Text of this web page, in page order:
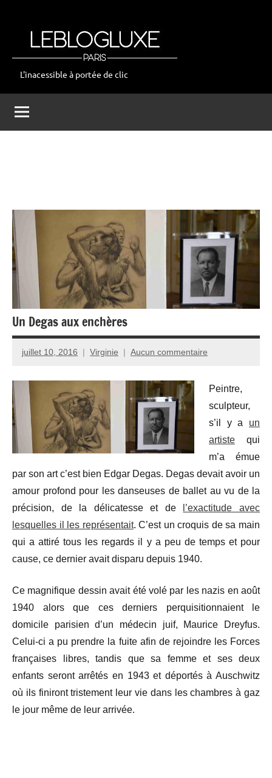
leblogluxe
L'inacessible à portée de clic
Un Degas aux enchères
juillet 10, 2016 Virginie Aucun commentaire
Peintre,
sculpteur,
s’il y a un
artiste qui
m’a émue
par son art c’est bien Edgar Degas. Degas devait avoir un
amour profond pour les danseuses de ballet au vu de la
précision, de la délicatesse et de
l’exactitude avec
lesquelles il les représentait. C’est un croquis de sa main
qui a attiré tous les regards il y a peu de temps et pour
cause, ce dernier avait disparu depuis 1940.
Ce magnifique dessin avait été volé par les nazis en août
1940 alors que ces derniers perquisitionnaient le
domicile parisien d’un médecin juif, Maurice Dreyfus.
Celui-ci a pu prendre la fuite afin de rejoindre les Forces
françaises libres, tandis que sa femme et ses deux
enfants seront arrêtés en 1943 et déportés à Auschwitz
où ils finiront tristement leur vie dans les chambres à gaz
le jour même de leur arrivée.